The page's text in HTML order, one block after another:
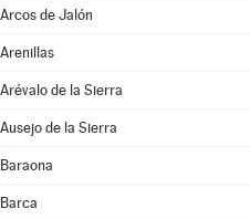
Arcos de Jalón
Arenillas
Arévalo de la Sierra
Ausejo de la Sierra
Baraona
Barca